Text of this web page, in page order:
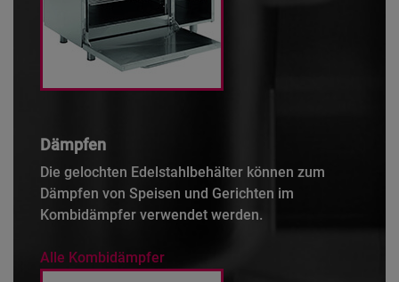
Dämpfen
Die gelochten Edelstahlbehälter können zum
Dämpfen von Speisen und Gerichten im
Kombidämpfer verwendet werden.
Alle Kombidämpfer